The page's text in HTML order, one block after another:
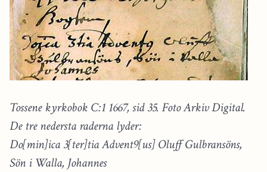
Tossene kyrkobok C:1 1667, sid 35. Foto Arkiv Digital.
De tre nedersta raderna lyder:
Do[min]ica 3[ter]tia Advent9[us] Oluff Gulbransöns,
Sön i Walla, Johannes